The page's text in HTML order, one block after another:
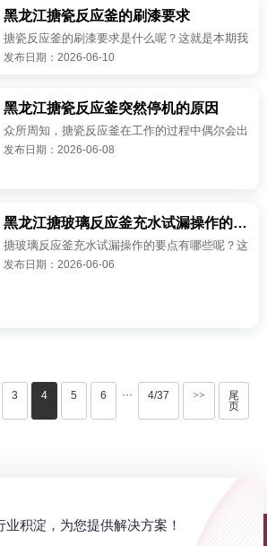
黑龙江搪瓷反应釜的刷漆要求
搪瓷反应釜的刷漆要求是什么呢？这就是本期我
们要为大家讲的相关问题了，具体请看下面的讲
附着力。 2、与阴极保护联合···
发布日期：2026-06-10
黑龙江搪瓷反应釜突然停机的原因
众所周知，搪瓷反应釜在工作的过程中偶尔会出
现突然停机的情况，那么造成这种情况的根本原
发布日期：2026-06-08
黑龙江搪玻璃反应釜充水试漏操作的要点
搪玻璃反应釜充水试漏操作的要点有哪些呢？这
就是本期我们要为大家讲的相关问题了，请看下
发布日期：2026-06-06
3 4 5 6 ··· 4/37 >>
尾
页
业积淀，为您提供解决方案！